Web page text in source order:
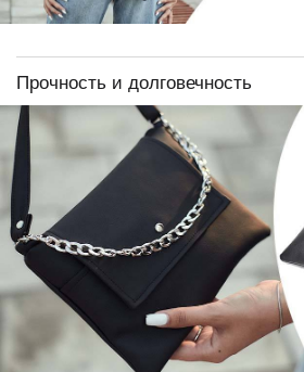
Прочность и долговечность